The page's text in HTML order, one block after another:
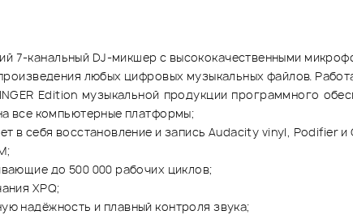
7-канальный DJ-микшер с высококачественными
любых цифровых музыкальных файлов.
Edition музыкальной продукции программного
все компьютерные платформы;
в себя восстановление и запись Audacity vinyl, Podifier
до 500 000 рабочих циклов;
XPQ;
надёжность и плавный контроля звука;